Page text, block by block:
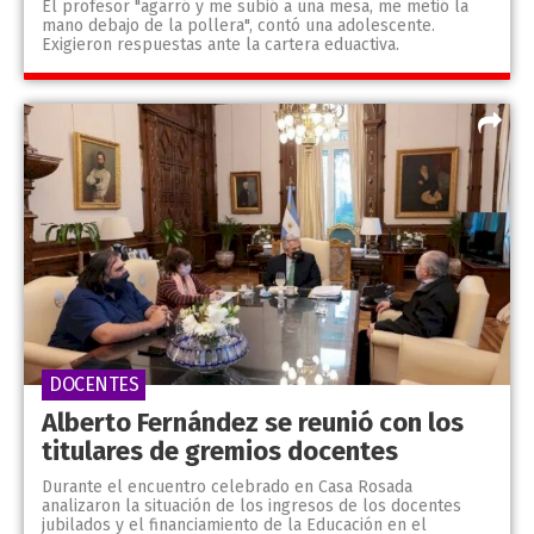
El profesor "agarró y me subió a una mesa, me metió la
mano debajo de la pollera", contó una adolescente.
Exigieron respuestas ante la cartera eduactiva.
Alberto Fernández se reunió con los
titulares de gremios docentes
Durante el encuentro celebrado en Casa Rosada
analizaron la situación de los ingresos de los docentes
jubilados y el financiamiento de la Educación en el
DOCENTES